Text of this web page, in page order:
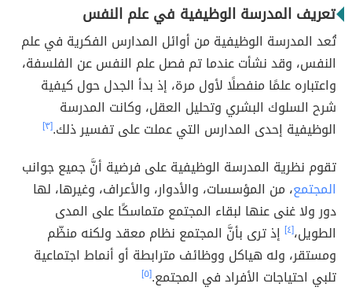
تعريف المدرسة الوظيفية في علم النفس
تُعد المدرسة الوظيفية من أوائل المدارس الفكرية في علم
النفس، وقد نشأت عندما تم فصل علم النفس عن الفلسفة،
واعتباره علمًا منفصلًا لأول مرة، إذ بدأ الجدل حول كيفية
شرح السلوك البشري وتحليل العقل، وكانت المدرسة
الوظيفية إحدى المدارس التي عملت على تفسير ذلك.[٣]
تقوم نظرية المدرسة الوظيفية على فرضية أنَّ جميع جوانب
المجتمع، من المؤسسات، والأدوار، والأعراف، وغيرها، لها
دور ولا غنى عنها لبقاء المجتمع متماسكًا على المدى
الطويل،[٤]
إذ ترى بأنَّ المجتمع نظام معقد ولكنه منظّم
ومستقر، وله هياكل ووظائف مترابطة أو أنماط اجتماعية
تلبي احتياجات الأفراد في المجتمع.[٥]